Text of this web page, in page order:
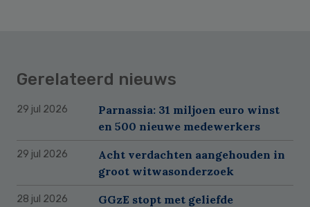
Gerelateerd nieuws
29 jul 2026
Parnassia: 31 miljoen euro winst
en 500 nieuwe medewerkers
29 jul 2026
Acht verdachten aangehouden in
groot witwasonderzoek
28 jul 2026
GGzE stopt met geliefde